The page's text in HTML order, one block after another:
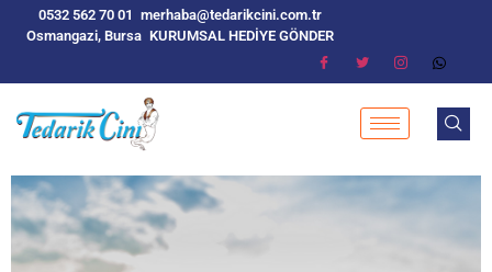
0532 562 70 01 merhaba@tedarikcini.com.tr
Osmangazi, Bursa KURUMSAL HEDİYE GÖNDER